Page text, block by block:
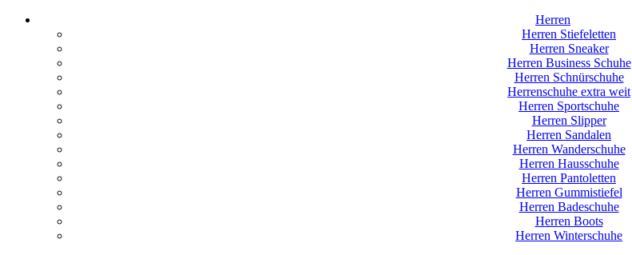
Herren
Herren Stiefeletten
Herren Sneaker
Herren Business Schuhe
Herren Schnürschuhe
Herrenschuhe extra weit
Herren Sportschuhe
Herren Slipper
Herren Sandalen
Herren Wanderschuhe
Herren Hausschuhe
Herren Pantoletten
Herren Gummistiefel
Herren Badeschuhe
Herren Boots
Herren Winterschuhe